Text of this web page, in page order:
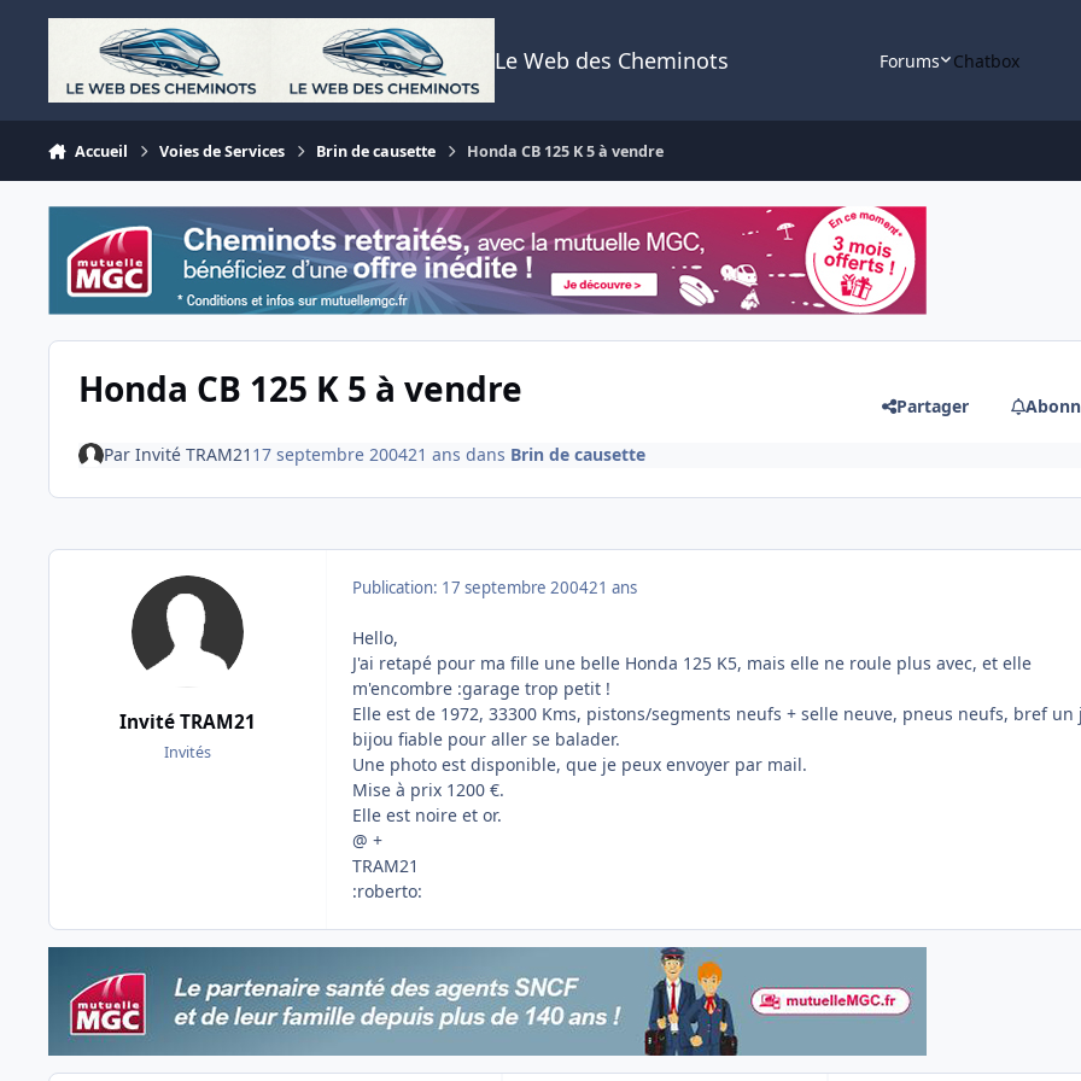
Aller au contenu
Le Web des Cheminots Forums Chatbox
Accueil Voies de Services Brin de causette Honda CB 125 K 5 à vendre
Honda CB 125 K 5 à vendre Partager
Par Invité TRAM21 17 septembre 200421 ans dans Brin de causette
Invité TRAM21
Invités
Publication: 17 septembre 200421 ans
Hello,
J'ai retapé pour ma fille une belle Honda 125 K5, mais elle ne roule plus avec, et elle
m'encombre :garage trop petit !
Elle est de 1972, 33300 Kms, pistons/segments neufs + selle neuve, pneus neufs, bref un
bijou fiable pour aller se balader.
Une photo est disponible, que je peux envoyer par mail.
Mise à prix 1200 €.
Elle est noire et or.
@ +
TRAM21
:roberto: